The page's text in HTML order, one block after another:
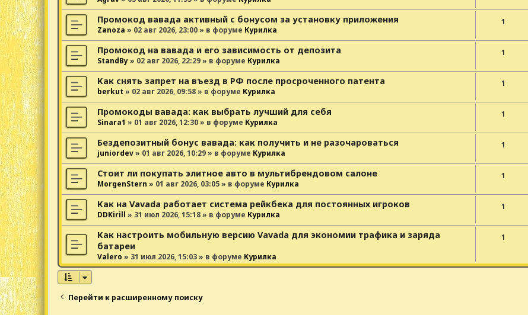
Промокод вавада активный с бонусом за установку приложения
Zanoza » 02 авг 2026, 23:00» в форуме Курилка
1
Промокод на вавада и его зависимость от депозита
StandBy» 02 авг 2026, 22:29» в форуме Курилка
1
Как снять запрет на въезд в РФ после просроченного патента
berkut » 02 авг 2026, 09:58» в форуме Курилка
1
Промокоды вавада: как выбрать лучший для себя
Sinara1 » 01 авг 2026, 12:30» в форуме Курилка
1
Бездепозитный бонус вавада: как получить и не разочароваться
juniordev» 01 авг 2026, 10:29» в форуме Курилка
1
Стоит ли покупать элитное авто в мультибрендовом салоне
MorgenStern » 01 авг 2026, 03:05» в форуме Курилка
1
Как на Vavada работает система рейкбека для постоянных игроков
DDKirill » 31 июл 2026, 15:18» в форуме Курилка
1
Как настроить мобильную версию Vavada для экономии трафика и заряда
батареи
Valero » 31 июл 2026, 15:03» в форуме Курилка
1
Перейти к расширенному поиску